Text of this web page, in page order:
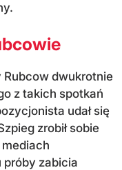
Rubcow dwukrotnie
z takich spotkań
udał się
zrobił sobie
mediach
próby zabicia